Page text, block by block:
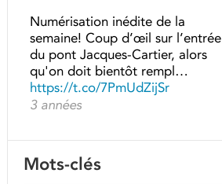
Numérisation inédite de la
semaine! Coup d’œil sur l’entrée
du pont Jacques-Cartier, alors
qu'on doit bientôt rempl…
https://t.co/7PmUdZijSr
3 années
Mots-clés